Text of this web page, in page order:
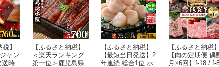
】
ャン
送時
【ふるさと納税】
＜楽天ランキング
第一位＞鹿児島県
【ふるさと納税】
【最短当日発送】2
年連続 総合1位 ホ
【ふるさと納税】
【肉の定期便 偶
月×6回】f-18 / f-